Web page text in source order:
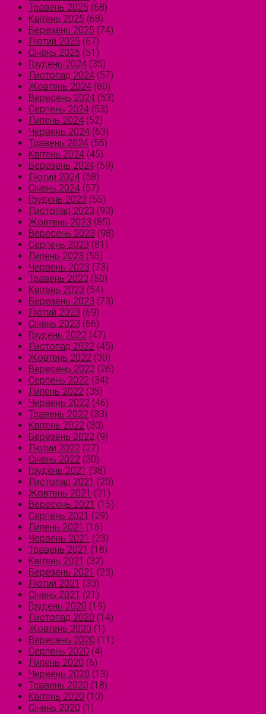
Травень 2025 (68)
Квітень 2025 (68)
Березень 2025 (74)
Лютий 2025 (67)
Січень 2025 (51)
Грудень 2024 (35)
Листопад 2024 (57)
Жовтень 2024 (80)
Вересень 2024 (53)
Серпень 2024 (53)
Липень 2024 (52)
Червень 2024 (63)
Травень 2024 (55)
Квітень 2024 (45)
Березень 2024 (59)
Лютий 2024 (58)
Січень 2024 (57)
Грудень 2023 (55)
Листопад 2023 (93)
Жовтень 2023 (85)
Вересень 2023 (98)
Серпень 2023 (81)
Липень 2023 (55)
Червень 2023 (73)
Травень 2023 (50)
Квітень 2023 (54)
Березень 2023 (73)
Лютий 2023 (69)
Січень 2023 (66)
Грудень 2022 (47)
Листопад 2022 (45)
Жовтень 2022 (30)
Вересень 2022 (26)
Серпень 2022 (34)
Липень 2022 (35)
Червень 2022 (46)
Травень 2022 (33)
Квітень 2022 (30)
Березень 2022 (9)
Лютий 2022 (27)
Січень 2022 (30)
Грудень 2021 (38)
Листопад 2021 (20)
Жовтень 2021 (21)
Вересень 2021 (15)
Серпень 2021 (29)
Липень 2021 (16)
Червень 2021 (23)
Травень 2021 (18)
Квітень 2021 (32)
Березень 2021 (23)
Лютий 2021 (33)
Січень 2021 (21)
Грудень 2020 (19)
Листопад 2020 (14)
Жовтень 2020 (1)
Вересень 2020 (11)
Серпень 2020 (4)
Липень 2020 (6)
Червень 2020 (13)
Травень 2020 (18)
Квітень 2020 (10)
Січень 2020 (1)